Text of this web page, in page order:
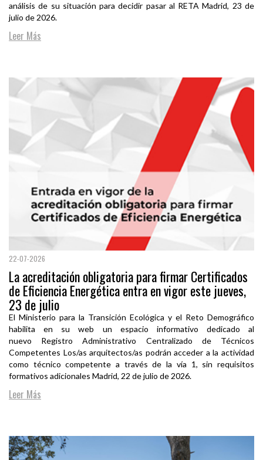
análisis de su situación para decidir pasar al RETA Madrid, 23 de
julio de 2026.
Leer Más
22-07-2026
La acreditación obligatoria para firmar Certificados
de Eficiencia Energética entra en vigor este jueves,
23 de julio
El Ministerio para la Transición Ecológica y el Reto Demográfico
habilita en su web un espacio informativo dedicado al
nuevo Registro Administrativo Centralizado de Técnicos
Competentes Los/as arquitectos/as podrán acceder a la actividad
como técnico competente a través de la vía 1, sin requisitos
formativos adicionales Madrid, 22 de julio de 2026.
Leer Más